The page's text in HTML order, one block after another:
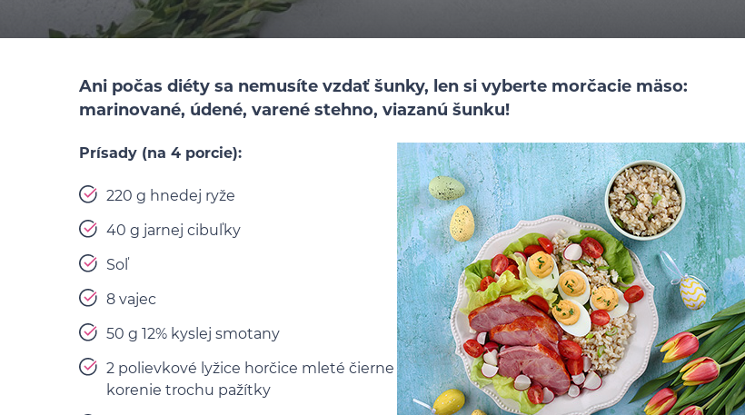
Ani počas diéty sa nemusíte vzdať šunky, len si vyberte morčacie mäso:
marinované, údené, varené stehno, viazanú šunku!
Prísady (na 4 porcie):
220 g hnedej ryže
40 g jarnej cibuľky
Soľ
8 vajec
50 g 12% kyslej smotany
2 polievkové lyžice horčice mleté čierne
korenie trochu pažítky